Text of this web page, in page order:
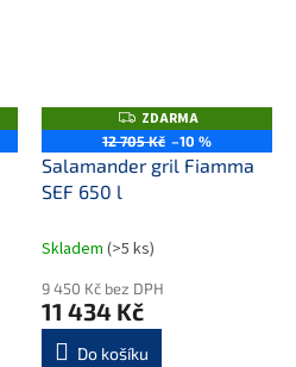
Z
D
A
R
ZDARMA
12 705 Kč –10 %
Salamander gril Fiamma
SEF 650 l
Skladem (>5 ks)
9 450 Kč bez DPH
11 434 Kč
Do košíku